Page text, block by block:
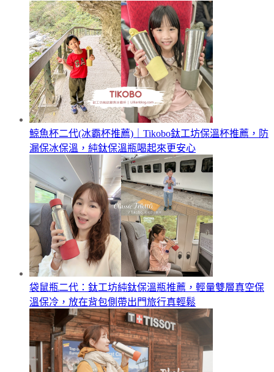
鯨魚杯二代(冰霸杯推薦)｜Tikobo鈦工坊保溫杯推薦，防
漏保冰保溫，純鈦保溫瓶喝起來更安心
袋鼠瓶二代：鈦工坊純鈦保溫瓶推薦，輕量雙層真空保
溫保冷，放在背包側帶出門旅行真輕鬆